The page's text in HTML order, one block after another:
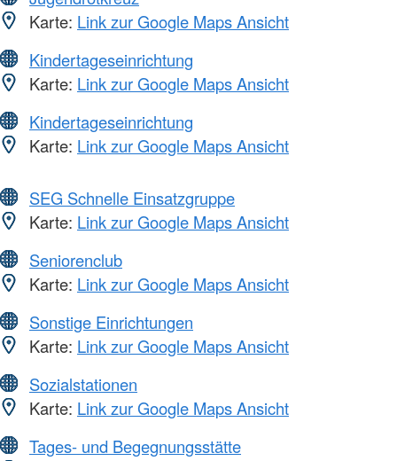
Karte: Link zur Google Maps Ansicht
Kindertageseinrichtung
Karte: Link zur Google Maps Ansicht
Kindertageseinrichtung
Karte: Link zur Google Maps Ansicht
SEG Schnelle Einsatzgruppe
Karte: Link zur Google Maps Ansicht
Seniorenclub
Karte: Link zur Google Maps Ansicht
Sonstige Einrichtungen
Karte: Link zur Google Maps Ansicht
Sozialstationen
Karte: Link zur Google Maps Ansicht
Tages- und Begegnungsstätte